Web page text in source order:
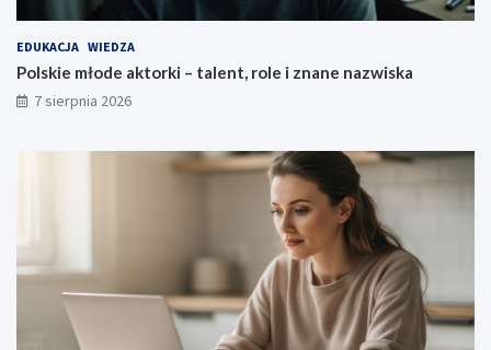
EDUKACJA WIEDZA
Polskie młode aktorki – talent, role i znane nazwiska
7 sierpnia 2026